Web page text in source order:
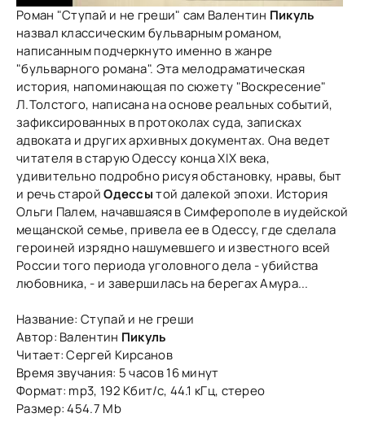
Роман "Ступай и не греши" сам Валентин Пикуль
назвал классическим бульварным романом,
написанным подчеркнуто именно в жанре
"бульварного романа". Эта мелодраматическая
история, напоминающая по сюжету "Воскресение"
Л.Толстого, написана на основе реальных событий,
зафиксированных в протоколах суда, записках
адвоката и других архивных документах. Она ведет
читателя в старую Одессу конца XIX века,
удивительно подробно рисуя обстановку, нравы, быт
и речь старойОдессытой далекой эпохи. История
Ольги Палем, начавшаяся в Симферополе в иудейской
мещанской семье, привела ее в Одессу, где сделала
героиней изрядно нашумевшего и известного всей
России того периода уголовного дела - убийства
любовника, - и завершилась на берегах Амура...
Название: Ступай и не греши
Автор: Валентин Пикуль
Читает: Сергей Кирсанов
Время звучания: 5 часов 16 минут
Формат: mp3, 192 Кбит/с, 44.1 кГц, стерео
Размер: 454.7 Mb